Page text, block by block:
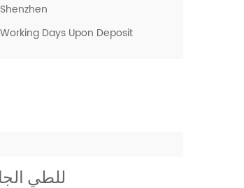
Days Upon Deposit
للطي